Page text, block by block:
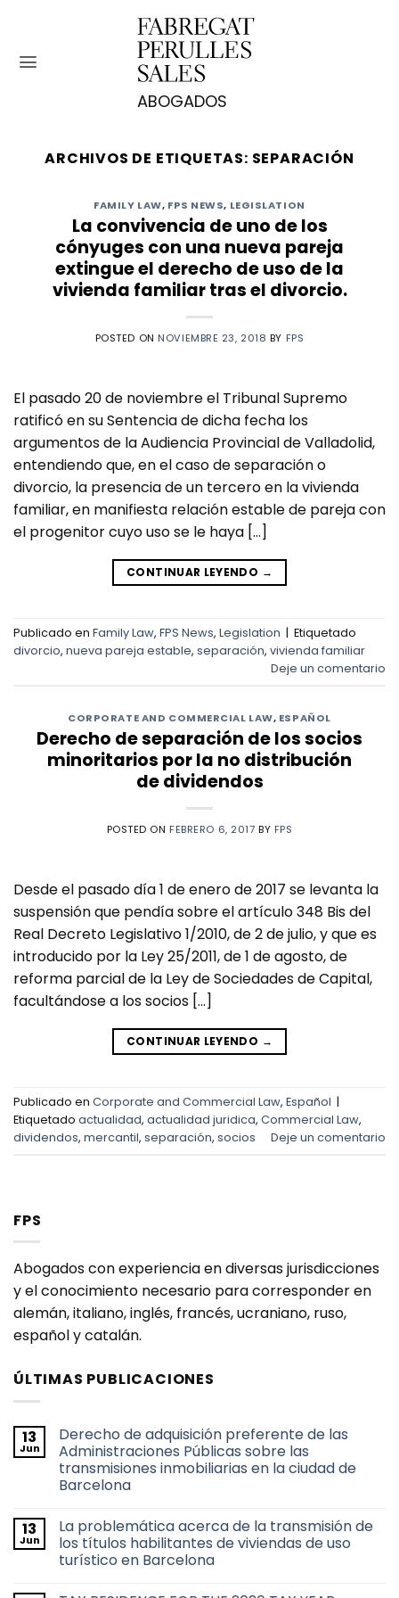
contenido
ARCHIVOS DE ETIQUETAS: SEPARACIÓN
FAMILY LAW, FPS NEWS, LEGISLATION
La convivencia de uno de los
cónyuges con una nueva pareja
extingue el derecho de uso de la
vivienda familiar tras el divorcio.
POSTED ON NOVIEMBRE 23, 2018 BY FPS
El pasado 20 de noviembre el Tribunal Supremo
ratificó en su Sentencia de dicha fecha los
argumentos de la Audiencia Provincial de Valladolid,
entendiendo que, en el caso de separación o
divorcio, la presencia de un tercero en la vivienda
familiar, en manifiesta relación estable de pareja con
el progenitor cuyo uso se le haya […]
CONTINUAR LEYENDO →
Publicado en Family Law, FPS News, Legislation | Etiquetado
divorcio, nueva pareja estable, separación, vivienda familiar
Deje un comentario
CORPORATE AND COMMERCIAL LAW, ESPAÑOL
Derecho de separación de los socios
minoritarios por la no distribución
de dividendos
POSTED ON FEBRERO 6, 2017 BY FPS
Desde el pasado día 1 de enero de 2017 se levanta la
suspensión que pendía sobre el artículo 348 Bis del
Real Decreto Legislativo 1/2010, de 2 de julio, y que es
introducido por la Ley 25/2011, de 1 de agosto, de
reforma parcial de la Ley de Sociedades de Capital,
facultándose a los socios […]
CONTINUAR LEYENDO →
Publicado en Corporate and Commercial Law, Español |
Etiquetado actualidad, actualidad juridica, Commercial Law,
dividendos, mercantil, separación, socios Deje un comentario
FPS
Abogados con experiencia en diversas jurisdicciones
y el conocimiento necesario para corresponder en
alemán, italiano, inglés, francés, ucraniano, ruso,
español y catalán.
ÚLTIMAS PUBLICACIONES
13
Jun
Derecho de adquisición preferente de las
Administraciones Públicas sobre las
transmisiones inmobiliarias en la ciudad de
Barcelona
comentarios
en
Derecho
de
13
Jun
La problemática acerca de la transmisión de
los títulos habilitantes de viviendas de uso
turístico en Barcelona